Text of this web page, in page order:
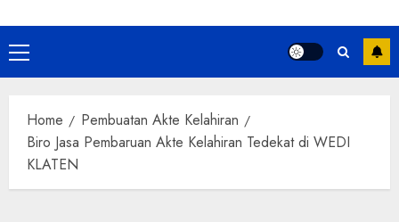
Primary
Menu
Home
Pembuatan Akte Kelahiran
Biro Jasa Pembaruan Akte Kelahiran Tedekat di WEDI
KLATEN